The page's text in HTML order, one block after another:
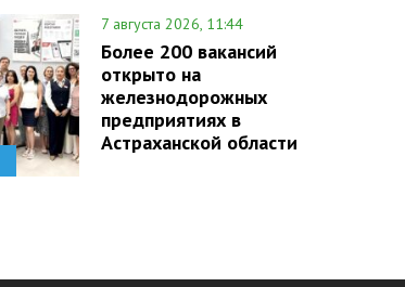
7 августа 2026, 11:44
Более 200 вакансий
открыто на
железнодорожных
предприятиях в
Астраханской области